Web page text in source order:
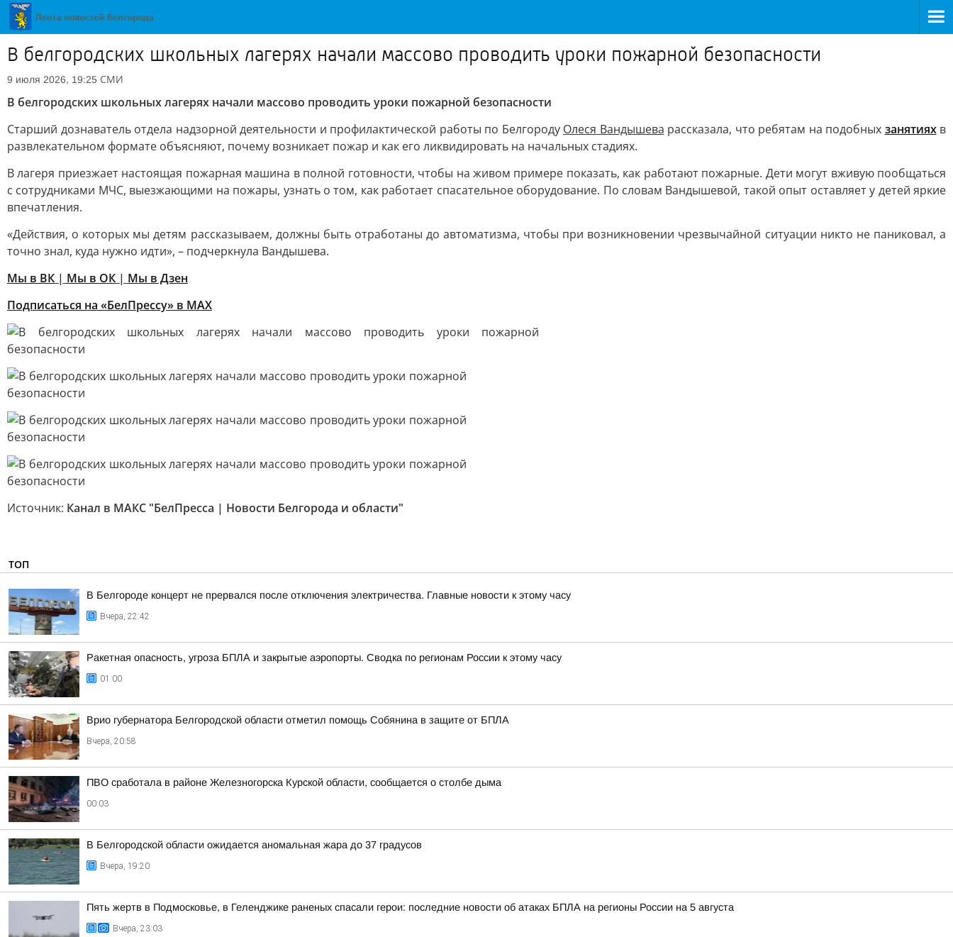
В белгородских школьных лагерях начали массово проводить уроки пожарной безопасности
9 июля 2026, 19:25 СМИ
В белгородских школьных лагерях начали массово проводить уроки пожарной безопасности
Старший дознаватель отдела надзорной деятельности и профилактической работы по Белгороду Олеся Вандышева рассказала, что ребятам на подобных занятияхв
развлекательном формате объясняют, почему возникает пожар и как его ликвидировать на начальных стадиях.
В лагеря приезжает настоящая пожарная машина в полной готовности, чтобы на живом примере показать, как работают пожарные. Дети могут вживую пообщаться
с сотрудниками МЧС, выезжающими на пожары, узнать о том, как работает спасательное оборудование. По словам Вандышевой, такой опыт оставляет у детей яркие
впечатления.
«Действия, о которых мы детям рассказываем, должны быть отработаны до автоматизма, чтобы при возникновении чрезвычайной ситуации никто не паниковал, а
точно знал, куда нужно идти», – подчеркнула Вандышева.
Мы в ВК | Мы в ОК | Мы в Дзен
Подписаться на «БелПрессу» в МАХ
Источник: Канал в МАКС "БелПресса | Новости Белгорода и области"
ТОП
В Белгороде концерт не прервался после отключения электричества. Главные новости к этому часу
Вчера, 22:42
Ракетная опасность, угроза БПЛА и закрытые аэропорты. Сводка по регионам России к этому часу
01:00
Врио губернатора Белгородской области отметил помощь Собянина в защите от БПЛА
Вчера, 20:58
ПВО сработала в районе Железногорска Курской области, сообщается о столбе дыма
00:03
В Белгородской области ожидается аномальная жара до 37 градусов
Вчера, 19:20
Пять жертв в Подмосковье, в Геленджике раненых спасали герои: последние новости об атаках БПЛА на регионы России на 5 августа
Вчера, 23:03